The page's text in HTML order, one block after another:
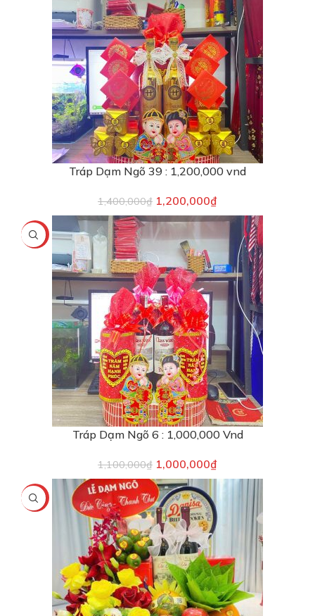
Tráp Dạm Ngõ 39 : 1,200,000 vnd
1,400,000₫ 1,200,000₫
-9%
Tráp Dạm Ngõ 6 : 1,000,000 Vnd
1,100,000₫ 1,000,000₫
-17%